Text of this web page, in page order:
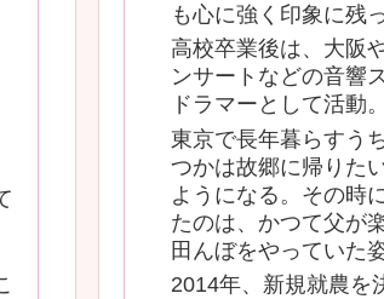
も心に強く印象に残
高校卒業後は、大阪
ンサートなどの音響
ドラマーとして活動。
東京で長年暮らすう
つかは故郷に帰りた
ようになる。その時
たのは、かつて父が
田んぼをやっていた
2014年、新規就農を